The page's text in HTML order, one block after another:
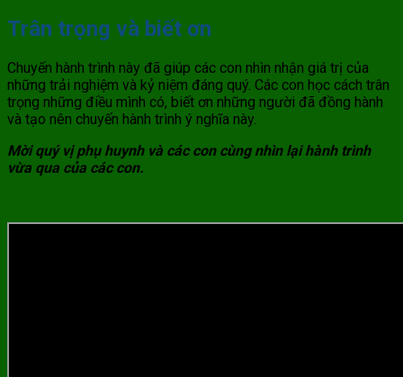
Trân trọng và biết ơn
Chuyến hành trình này đã giúp các con nhìn nhận giá trị của
những trải nghiệm và kỷ niệm đáng quý. Các con học cách trân
trọng những điều mình có, biết ơn những người đã đồng hành
và tạo nên chuyến hành trình ý nghĩa này.
Mời quý vị phụ huynh và các con cùng nhìn lại hành trình
vừa qua của các con.